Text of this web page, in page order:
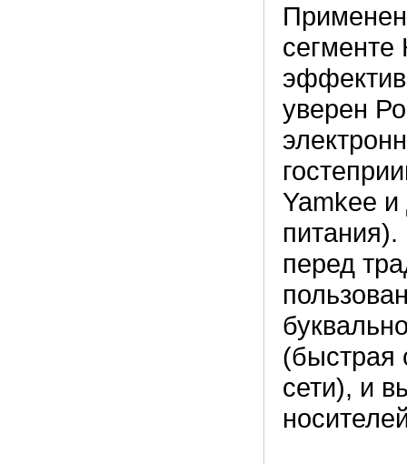
сегменте
уверен
Yamkee и
перед
(быстрая
сети), и